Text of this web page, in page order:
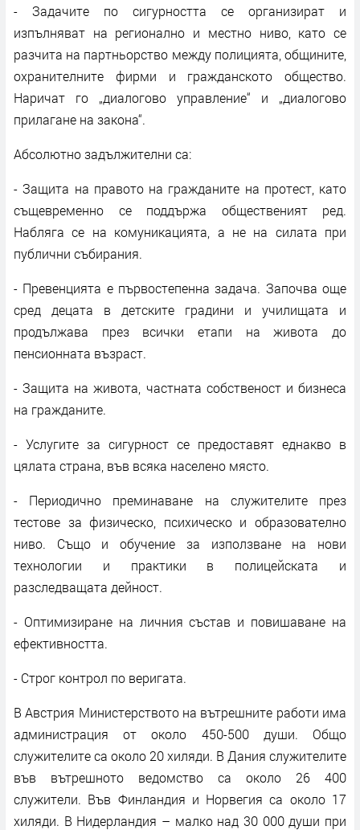
- Задачите по сигурността се организират и
изпълняват на регионално и местно ниво, като се
разчита на партньорство между полицията, общините,
охранителните фирми и гражданското общество.
Наричат го „диалогово управление“ и „диалогово
прилагане на закона“.
Абсолютно задължителни са:
- Защита на правото на гражданите на протест, като
същевременно се поддържа общественият ред.
Набляга се на комуникацията, а не на силата при
публични събирания.
- Превенцията е първостепенна задача. Започва още
сред децата в детските градини и училищата и
продължава през всички етапи на живота до
пенсионната възраст.
- Защита на живота, частната собственост и бизнеса
на гражданите.
- Услугите за сигурност се предоставят еднакво в
цялата страна, във всяка населено място.
- Периодично преминаване на служителите през
тестове за физическо, психическо и образователно
ниво. Също и обучение за използване на нови
технологии и практики в полицейската и
разследващата дейност.
- Оптимизиране на личния състав и повишаване на
ефективността.
- Строг контрол по веригата.
В Австрия Министерството на вътрешните работи има
администрация от около 450-500 души. Общо
служителите са около 20 хиляди. В Дания служителите
във вътрешното ведомство са около 26 400
служители. Във Финландия и Норвегия са около 17
хиляди. В Нидерландия – малко над 30 000 души при